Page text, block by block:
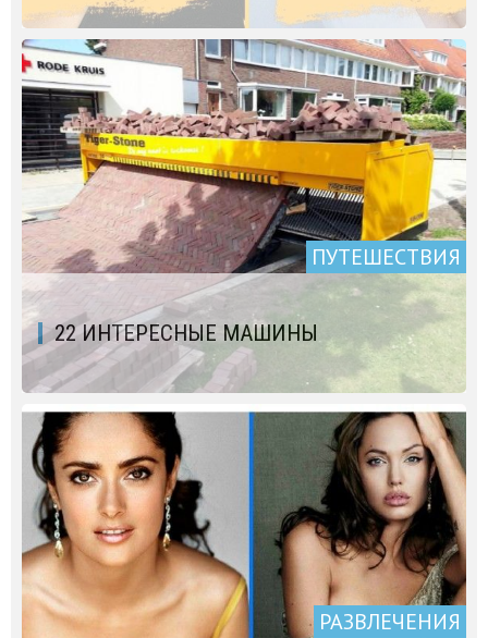
ПУТЕШЕСТВИЯ
22 ИНТЕРЕСНЫЕ МАШИНЫ
РАЗВЛЕЧЕНИЯ